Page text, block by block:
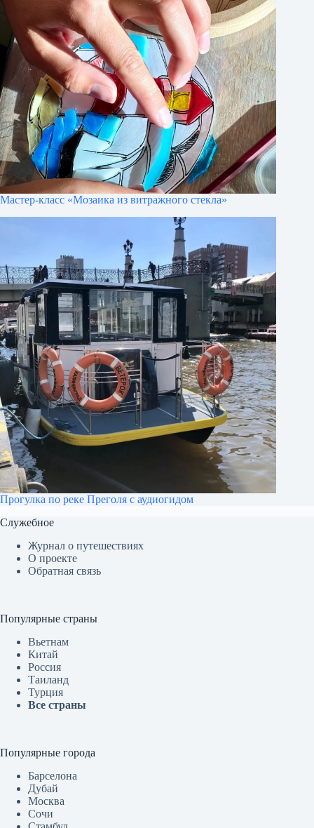
Мастер-класс «Мозаика из витражного стекла»
Прогулка по реке Преголя с аудиогидом
Служебное
Журнал о путешествиях
О проекте
Обратная связь
Популярные страны
Вьетнам
Китай
Россия
Таиланд
Турция
Все страны
Популярные города
Барселона
Дубай
Москва
Сочи